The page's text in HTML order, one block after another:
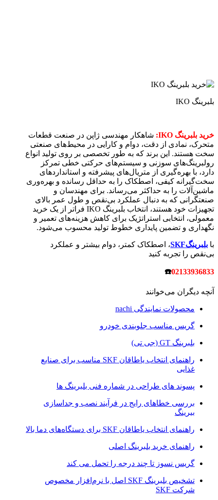
بلبرینگ IKO
خرید بلبرینگ‌ IKO:
شاهکار مهندسی ژاپن در صنعت قطعات
متحرک، نمادی از دقت، دوام و کارایی در محیط‌های صنعتی
سخت هستند. این برند که به طور تخصصی بر روی تولید انواع
رولبرینگ‌های سوزنی و سیستم‌های حرکتی خطی تمرکز
دارد، با بهره‌گیری از متریال‌های پیشرفته و استانداردهای
سخت‌گیرانه کیفی، اصطکاک را به حداقل رسانده و بهره‌وری
ماشین‌آلات را به حداکثر می‌رساند. برای مهندسان و
صنعتگرانی که به دنبال عملکرد بی‌نقص و طول عمر بالای
تجهیزات خود هستند، انتخاب بلبرینگ IKO فراتر از یک خرید
معمولی، انتخابی استراتژیک برای کاهش هزینه‌های تعمیر و
نگهداری و تضمین پایداری خطوط تولید محسوب می‌شود.
با بلبرینگ‌SKF، اصطکاک کمتر، دوام بیشتر و عملکرد
بی‌نقص را تجربه کنید
02133936833
☎
آنچه دیگران می‌خوانند
محصولات نمایندگی nachi
گریس مناسب جلوبندی خودرو
بلبرینگ GT (جی تی)
راهنمای انتخاب یاطاقان SKF مناسب برای صنایع
غذایی
پسوند های طراحی در شماره فنی بلبرینگ ها
بررسی خطاهای رایج در فرآیند نصب و جداسازی
بیرینگ
راهنمای انتخاب یاطاقان SKF برای دستگاه‌های دما بالا
راهنمای خرید بلبرینگ اصلی
گریس نسوز تا چند درجه را تحمل می کند
تشخیص بلبرینگ SKF اصل با نرم‌افزار مخصوص
شرکت SKF